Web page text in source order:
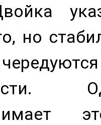
но